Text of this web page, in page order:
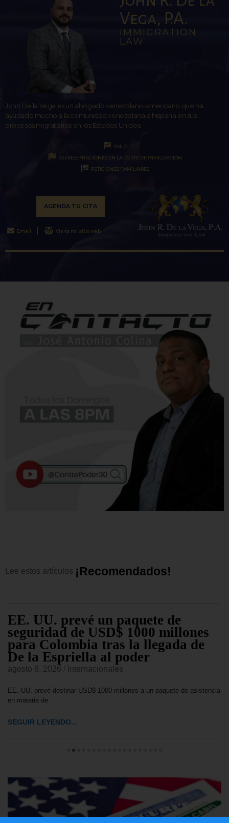
Vega, P.A.
IMMIGRATION
LAW
John De la Vega es un abogado venezolano-americano que ha
ayudado mucho a la comunidad venezolana e hispana en sus
procesos migratorios en los Estados Unidos.
ASILO
REPRESENTACIONES EN LA CORTE DE INMIGRACIÓN
PETICIONES FAMILIARES
AGENDA TU CITA
Email Visita mi sitio web
Lee estos artículos ¡Recomend ad os!
EE. UU. prevé un paquete de
seguridad de USD$ 1000 millones
para Colombia tras la llegada de
De la Espriella al poder
agosto 8, 2026 Internacionales
EE. UU. prevé destinar USD$ 1000 millones a un paquete de asistencia
en materia de
SEGUIR LEYENDO...